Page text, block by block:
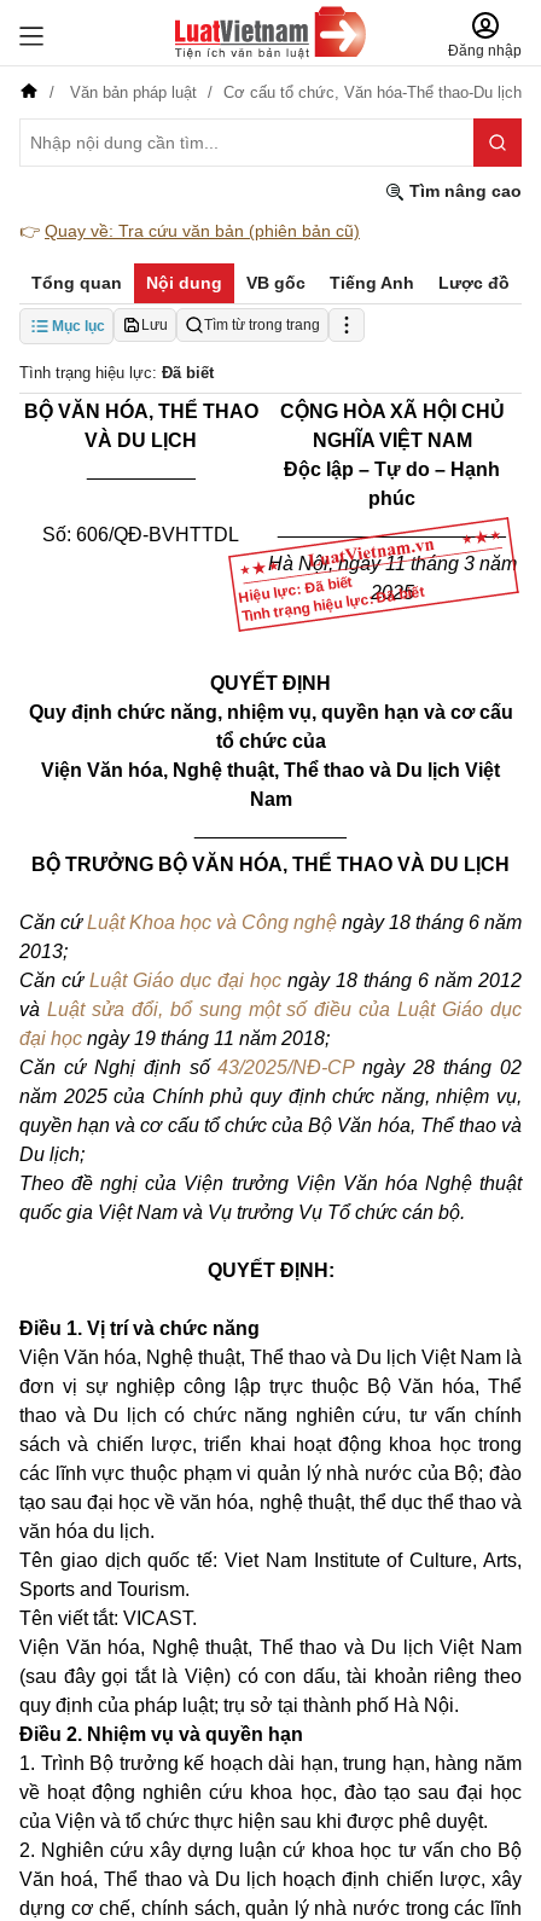
Đăng nhập
Văn bản pháp luật Cơ cấu tổ chức, Văn hóa-Thể thao-Du lịch
Tìm nâng cao
👉 Quay về: Tra cứu văn bản (phiên bản cũ)
Tổng quan Nội dung VB gốc Tiếng Anh Lược đồ
Mục lục Lưu Tìm từ trong trang
Tình trạng hiệu lực: Đã biết
Hiệu lực: Đã biết
Tình trạng hiệu lực: Đã biết
BỘ VĂN HÓA, THỂ THAO
VÀ DU LỊCH
Số: 606/QĐ-BVHTTDL
CỘNG HÒA XÃ HỘI CHỦ
NGHĨA VIỆT NAM
Độc lập – Tự do – Hạnh
phúc
_____________________
Hà Nội, ngày 11 tháng 3 năm
2025
QUYẾT ĐỊNH
Quy định chức năng, nhiệm vụ, quyền hạn và cơ cấu
tổ chức của
Viện Văn hóa, Nghệ thuật, Thể thao và Du lịch Việt
Nam
BỘ TRƯỞNG BỘ VĂN HÓA, THỂ THAO VÀ DU LỊCH
Căn cứLuật Khoa học và Công nghệ ngày 18 tháng 6 năm
2013;
Căn cứ Luật Giáo dục đại học ngày 18 tháng 6 năm 2012
và Luật sửa đổi, bổ sung một số điều của Luật Giáo dục
đại học ngày 19 tháng 11 năm 2018;
Căn cứ Nghị định số43/2025/NĐ-CPngày 28 tháng 02
năm 2025 của Chính phủ quy định chức năng, nhiệm vụ,
quyền hạn và cơ cấu tổ chức của Bộ Văn hóa, Thể thao và
Du lịch;
Theo đề nghị của Viện trưởng Viện Văn hóa Nghệ thuật
quốc gia Việt Nam và Vụ trưởng Vụ Tổ chức cán bộ.
QUYẾT ĐỊNH:
Điều 1. Vị trí và chức năng
Viện Văn hóa, Nghệ thuật, Thể thao và Du lịch Việt Nam là
đơn vị sự nghiệp công lập trực thuộc Bộ Văn hóa, Thể
thao và Du lịch có chức năng nghiên cứu, tư vấn chính
sách và chiến lược, triển khai hoạt động khoa học trong
các lĩnh vực thuộc phạm vi quản lý nhà nước của Bộ; đào
tạo sau đại học về văn hóa, nghệ thuật, thể dục thể thao và
văn hóa du lịch.
Tên giao dịch quốc tế: Viet Nam Institute of Culture, Arts,
Sports and Tourism.
Tên viết tắt: VICAST.
Viện Văn hóa, Nghệ thuật, Thể thao và Du lịch Việt Nam
(sau đây gọi tắt là Viện) có con dấu, tài khoản riêng theo
quy định của pháp luật; trụ sở tại thành phố Hà Nội.
Điều 2. Nhiệm vụ và quyền hạn
1. Trình Bộ trưởng kế hoạch dài hạn, trung hạn, hàng năm
về hoạt động nghiên cứu khoa học, đào tạo sau đại học
của Viện và tổ chức thực hiện sau khi được phê duyệt.
2. Nghiên cứu xây dựng luận cứ khoa học tư vấn cho Bộ
Văn hoá, Thể thao và Du lịch hoạch định chiến lược, xây
dựng cơ chế, chính sách, quản lý nhà nước trong các lĩnh